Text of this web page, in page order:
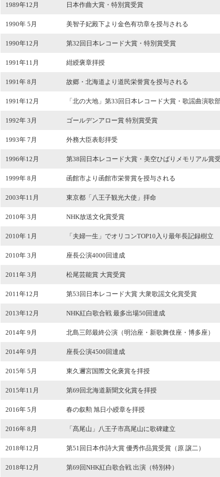
1989年12月 日本作曲大賞・特別賞受賞
1990年 5月 美智子妃殿下より金色有功章を授与される
1990年12月 第32回日本レコード大賞・特別賞受賞
1991年11月 紺綬褒章拝授
1991年 8月 故郷・北海道より道民栄誉賞を授与される
1991年12月 「北の大地」第33回日本レコード大賞・歌謡曲演歌
1992年 3月 ゴールデンアロー賞 特別賞受賞
1993年 7月 外務大臣表彰拝受
1996年12月 第38回日本レコード大賞・美空ひばりメモリアル賞
1999年 8月 函館市より函館市栄誉賞を授与される
2003年11月 東京都「八王子観光大使」拝命
2010年 3月 NHK放送文化賞受賞
2010年 1月 「夫婦一生」でオリコンTOP10入り最年長記録樹立
2010年 3月 座長公演4000回達成
2011年 3月 松尾芸能賞 大賞受賞
2011年12月 第53回日本レコード大賞 大衆歌謡文化賞受賞
2013年12月 NHK紅白歌合戦 最多出場50回達成
2014年 9月 北島三郎最終公演（明治座・新歌舞伎座・博多座）
2014年 9月 座長公演4500回達成
2015年 5月 東久邇宮国際文化褒賞を拝授
2015年11月 第69回北海道新聞文化賞を拝授
2016年 5月 春の叙勲 旭日小綬章を拝授
2016年 8月 「髙尾山」八王子市髙尾山に歌碑建立
2018年12月 第51回日本作詩大賞 優秀作品賞受賞（原 譲二）
2018年12月 第69回NHK紅白歌合戦 出演（特別枠）